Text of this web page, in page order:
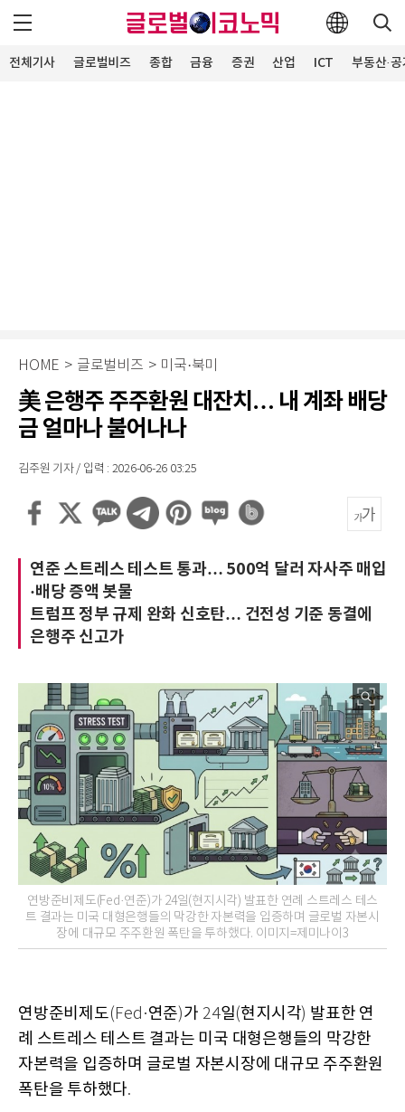
전체기사 글로벌비즈 종합 금융 증권 산업 ICT 부동산·
HOME > 글로벌비즈 > 미국·북미
美 은행주 주주환원 대잔치… 내 계좌 배당
금 얼마나 불어나나
김주원 기자 / 입력 : 2026-06-26 03:25
연준 스트레스 테스트 통과… 500억 달러 자사주 매입
·배당 증액 봇물
트럼프 정부 규제 완화 신호탄… 건전성 기준 동결에
은행주 신고가
연방준비제도(Fed·연준)가 24일(현지시각) 발표한 연례 스트레스 테스
트 결과는 미국 대형은행들의 막강한 자본력을 입증하며 글로벌 자본시
장에 대규모 주주환원 폭탄을 투하했다. 이미지=제미나이3
연방준비제도(Fed·연준)가 24일(현지시각) 발표한 연
례 스트레스 테스트 결과는 미국 대형은행들의 막강한
자본력을 입증하며 글로벌 자본시장에 대규모 주주환원
폭탄을 투하했다.